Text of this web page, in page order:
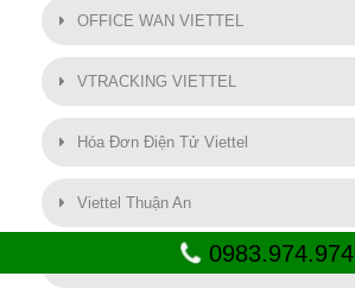
OFFICE WAN VIETTEL
VTRACKING VIETTEL
Hóa Đơn Điện Tử Viettel
Viettel Thuận An
SMART MOTOR VIETTEL0983.974.974